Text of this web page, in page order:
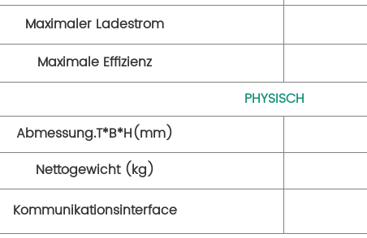
Maximaler Ladestrom
Maximale Effizienz
PHYSISCH
Abmessung.T*B*H(mm)
Nettogewicht (kg)
Kommunikationsinterface